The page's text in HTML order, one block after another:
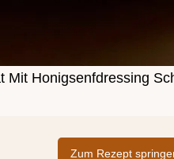
Mit Honigsenfdressing
Zum Rezept